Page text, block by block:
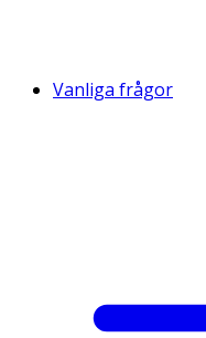
Vanliga frågor